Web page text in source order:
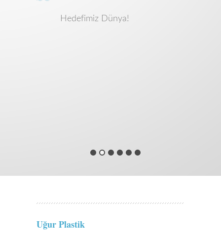
Hedefimiz Dünya!
Uğur Plastik